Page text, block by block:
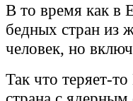
В то время как в
бедных стран из
человек, но
Так что теряет-